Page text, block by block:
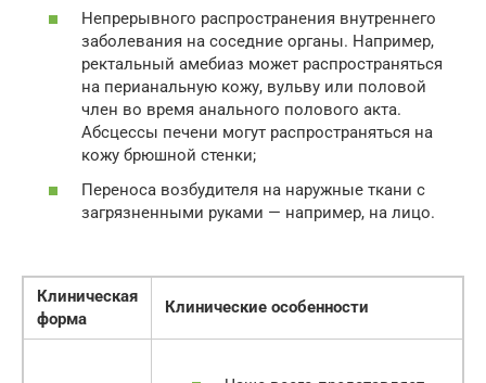
Непрерывного распространения внутреннего
заболевания на соседние органы. Например,
ректальный амебиаз может распространяться
на перианальную кожу, вульву или половой
член во время анального полового акта.
Абсцессы печени могут распространяться на
кожу брюшной стенки;
Переноса возбудителя на наружные ткани с
загрязненными руками — например, на лицо.
Клиническая
форма
Клинические особенности